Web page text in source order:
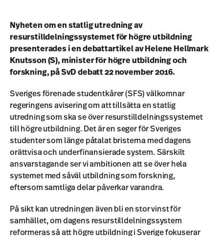
Nyheten om en statlig utredning av
resurstilldelningssystemet för högre utbildning
presenterades i en debattartikel av Helene Hellmark
Knutsson (S), minister för högre utbildning och
forskning, på SvD debatt 22 november 2016.
Sveriges förenade studentkårer (SFS) välkomnar
regeringens avisering om att tillsätta en statlig
utredning som ska se över resurstilldelningssystemet
till högre utbildning. Det är en seger för Sveriges
studenter som länge påtalat bristerna med dagens
orättvisa och underfinansierade system. Särskilt
ansvarstagande ser vi ambitionen att se över hela
systemet med såväl utbildning som forskning,
eftersom samtliga delar påverkar varandra.
På sikt kan utredningen även bli en stor vinst för
samhället, om dagens resurstilldelningssystem
reformeras så att högre utbildning i Sverige fokuserar